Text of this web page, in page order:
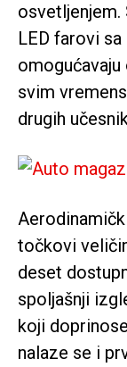
osvetljenjem.
LED farovi
svim
drugih
točkovi
deset
spoljašnji
koji
nalaze se i